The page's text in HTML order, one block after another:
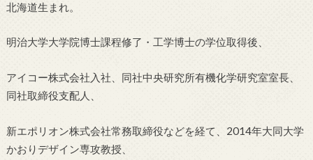
北海道生まれ。
明治大学大学院博士課程修了・工学博士の学位取得後、
アイコー株式会社入社、同社中央研究所有機化学研究室室長、
同社取締役支配人、
新エポリオン株式会社常務取締役などを経て、2014年大同大学
かおりデザイン専攻教授、